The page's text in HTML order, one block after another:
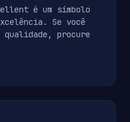
é um símbolo
Se você
procure